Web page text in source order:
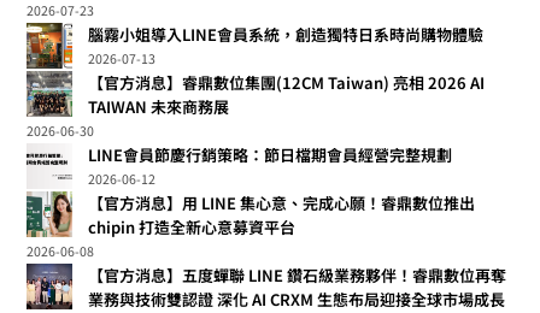
2026-07-23
腦霧小姐導入LINE會員系統，創造獨特日系時尚購物體驗
2026-07-13
【官方消息】睿鼎數位集團(12CM Taiwan) 亮相 2026 AI
TAIWAN 未來商務展
2026-06-30
LINE會員節慶行銷策略：節日檔期會員經營完整規劃
2026-06-12
【官方消息】用 LINE 集心意、完成心願！睿鼎數位推出
chipin 打造全新心意募資平台
2026-06-08
【官方消息】五度蟬聯 LINE 鑽石級業務夥伴！睿鼎數位再奪
業務與技術雙認證 深化 AI CRXM 生態布局迎接全球市場成長